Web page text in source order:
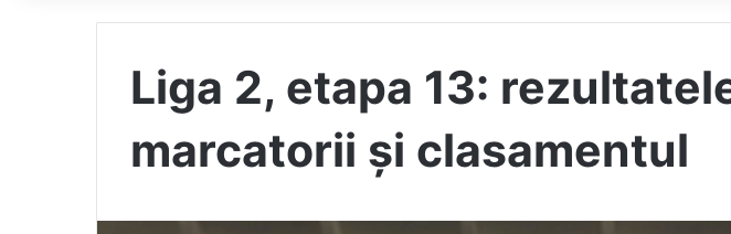
Liga 2, etapa 13:
marcatorii și clasamentul